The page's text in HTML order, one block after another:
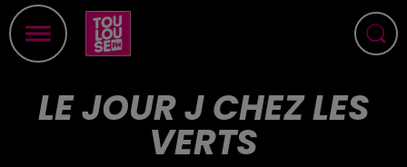
LE JOUR J CHEZ LES
VERTS